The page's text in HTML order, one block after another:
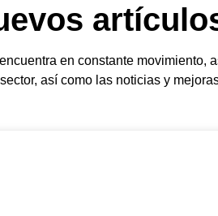
en constante movimiento,
así como las noticias y